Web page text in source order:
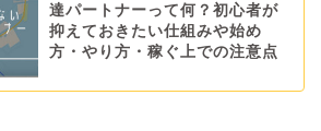
達パートナーって何？初心者が
抑えておきたい仕組みや始め
方・やり方・稼ぐ上での注意点